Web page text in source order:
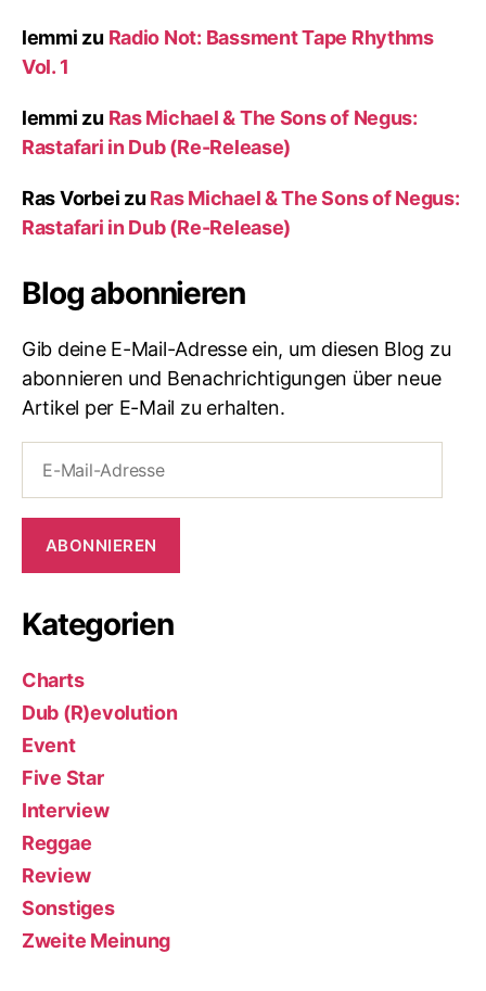
lemmi zu Radio Not: Bassment Tape Rhythms
Vol. 1
lemmi zu Ras Michael & The Sons of Negus:
Rastafari in Dub (Re-Release)
Ras Vorbei zu Ras Michael & The Sons of Negus:
Rastafari in Dub (Re-Release)
Blog abonnieren
Gib deine E-Mail-Adresse ein, um diesen Blog zu
abonnieren und Benachrichtigungen über neue
Artikel per E-Mail zu erhalten.
Mail-
ABONNIEREN
Kategorien
Charts
Dub (R)evolution
Event
Five Star
Interview
Reggae
Review
Sonstiges
Zweite Meinung